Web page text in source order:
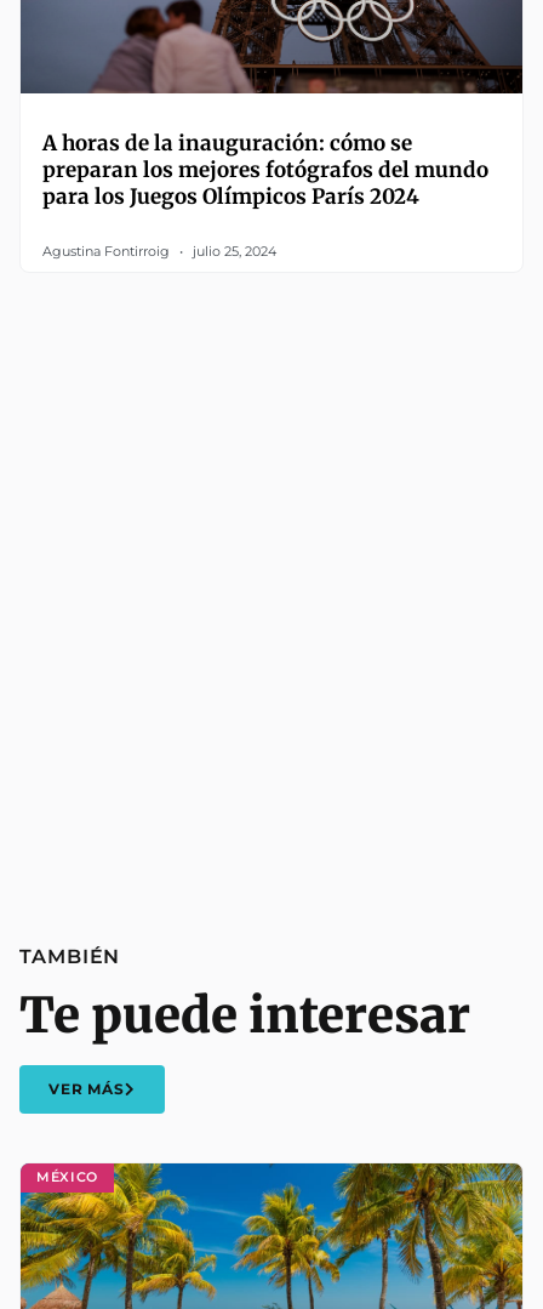
A horas de la inauguración: cómo se
preparan los mejores fotógrafos del mundo
para los Juegos Olímpicos París 2024
Agustina Fontirroig julio 25, 2024
MÉXICO
TAMBIÉN
Te puede interesar
VER MÁS